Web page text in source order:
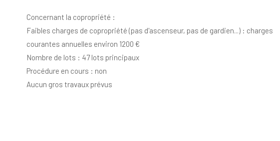
Concernant la copropriété :
Faibles charges de copropriété (pas d'ascenseur, pas de gardien...) : charges
courantes annuelles environ 1200 €
Nombre de lots : 47 lots principaux
Procédure en cours : non
Aucun gros travaux prévus